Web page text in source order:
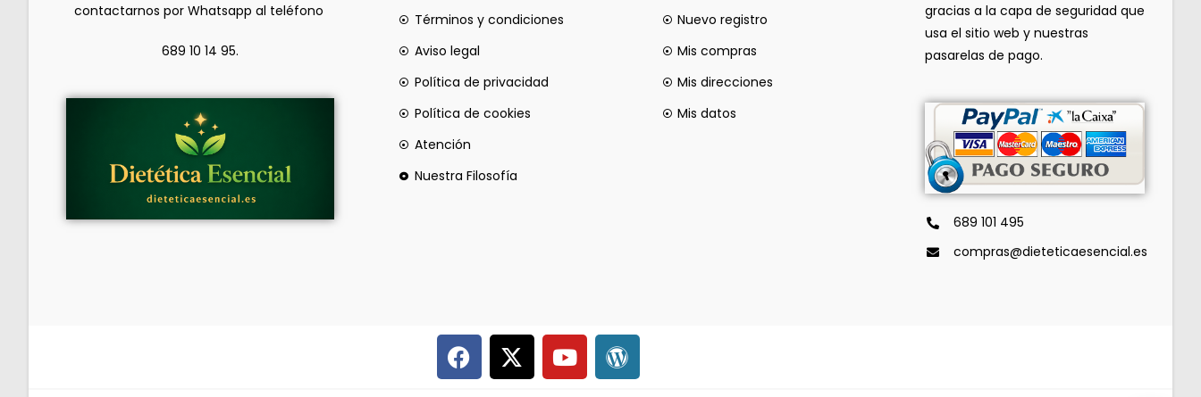
contactarnos por Whatsapp al teléfono
689 10 14 95.
Términos y condiciones
Aviso legal
Política de privacidad
Política de cookies
Atención
Nuestra Filosofía
Nuevo registro
Mis compras
Mis direcciones
Mis datos
gracias a la capa de seguridad que
usa el sitio web y nuestras
pasarelas de pago.
689 101 495
compras@dieteticaesencial.es